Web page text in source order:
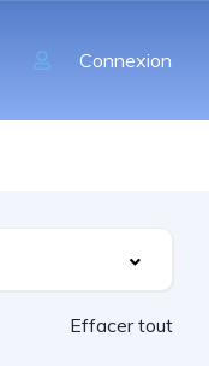
Connexion
Effacer tout